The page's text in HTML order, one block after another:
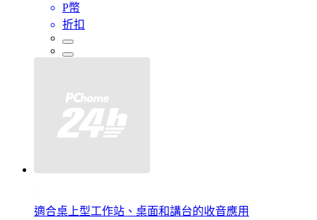
P幣
折扣
適合桌上型工作站、桌面和講台的收音應用